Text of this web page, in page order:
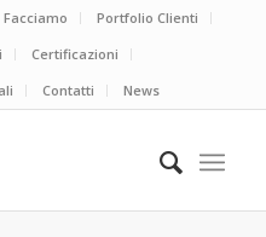
Facciamo
Portfolio Clienti
Certificazioni
Contatti News